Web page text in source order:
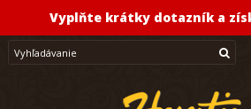
Vyplňte krátky dotazník a